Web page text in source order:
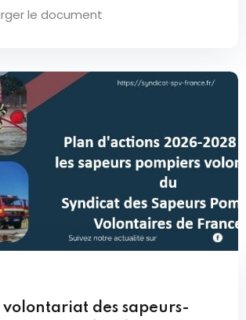
le document
volontariat des sapeurs-